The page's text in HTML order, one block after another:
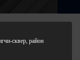
сквер, район